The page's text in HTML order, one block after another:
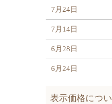
7月24日
7月14日
6月28日
6月24日